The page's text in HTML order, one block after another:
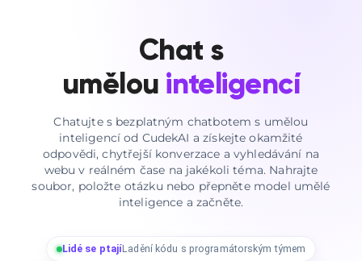
Chat s
umělou inteligencí
Chatujte s bezplatným chatbotem s umělou
inteligencí od CudekAI a získejte okamžité
odpovědi, chytřejší konverzace a vyhledávání na
webu v reálném čase na jakékoli téma. Nahrajte
soubor, položte otázku nebo přepněte model umělé
inteligence a začněte.
Lidé se ptajíLadění kódu s programátorským týmem